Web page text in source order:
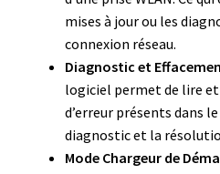
mises à jour ou les
connexion réseau.
Diagnostic et
logiciel permet de lire et
d’erreur présents dans
diagnostic et la
Mode Chargeur de